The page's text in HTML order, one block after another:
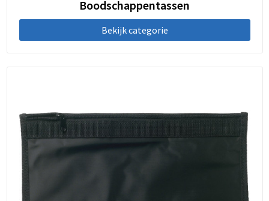
Boodschappentassen
Bekijk categorie